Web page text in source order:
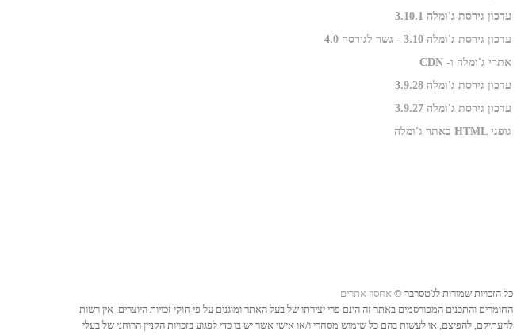
עדכון גירסת ג'ומלה 3.10.1
עדכון גירסת ג'ומלה 3.10 - גשר לגירסה 4.0
אתרי ג'ומלה ו- CDN
עדכון גירסת ג'ומלה 3.9.28
עדכון גירסת ג'ומלה 3.9.27
גופני HTML באתר ג'ומלה
כל הזכויות שמורות לג'טסרבר © אחסון אתרים
החומרים והתכנים המפורסמים באתר זה הינם פרי יצירתו של בעל האתר ומוגנים על פי חוקי זכויות היוצרים. אין רשות
להעתיקם, להפיצם, או לעשות בהם כל שימוש מסחרי ו/או אישי אשר יש בו כדי לפגוע בזכויות הקניין הרוחני של בעלי